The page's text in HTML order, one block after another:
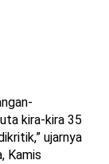
kira-kira 35
ujarnya
Kamis